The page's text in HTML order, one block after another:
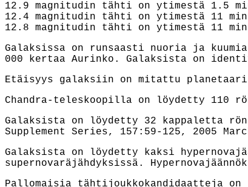
12.9 magnitudin tähti on ytimestä 1.5
12.4 magnitudin tähti on ytimestä 11
12.8 magnitudin tähti on ytimestä 11
Galaksissa on runsaasti nuoria ja
000 kertaa Aurinko. Galaksista on
Etäisyys galaksiin on mitattu
Chandra-teleskoopilla on löydetty 110
Galaksista on löydetty 32 kappaletta
Supplement Series, 157:59-125, 2005
Galaksista on löydetty kaksi
supernovaräjähdyksissä.
Pallomaisia tähtijoukkokandidaatteja